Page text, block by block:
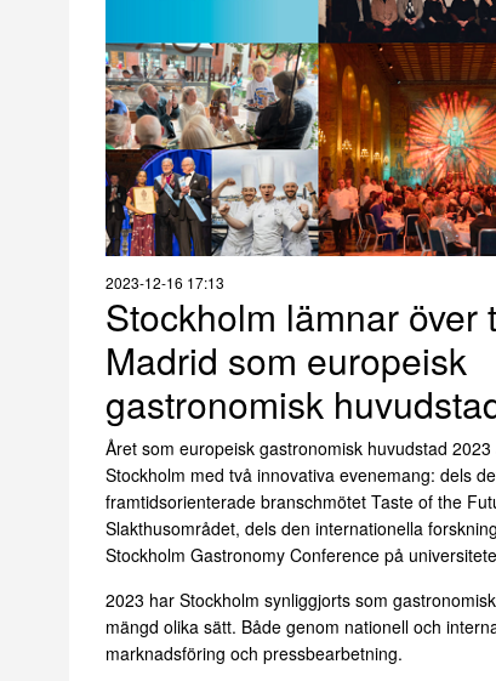
2023-12-16 17:13
Stockholm lämnar över
Madrid som europeisk
gastronomisk
Året som europeisk gastronomisk huvudstad
Stockholm med två innovativa evenemang: dels
framtidsorienterade branschmötet Taste of the
Slakthusområdet, dels den internationella
Stockholm Gastronomy Conference på
2023 har Stockholm synliggjorts som
mängd olika sätt. Både genom nationell och
marknadsföring och pressbearbetning.